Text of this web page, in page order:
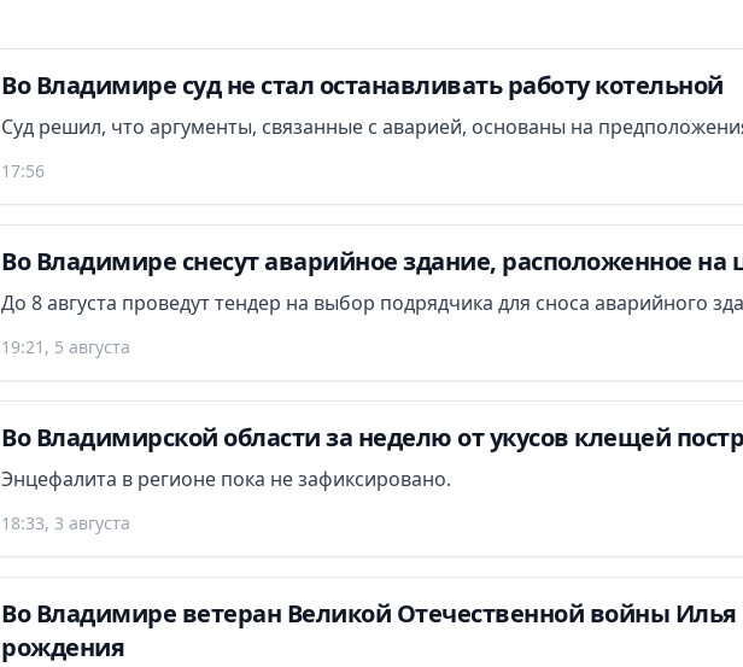
Во Владимире суд не стал останавливать работу котельной
Суд решил, что аргументы, связанные с аварией, основаны на
17:56
Во Владимире снесут аварийное здание, расположенное на
До 8 августа проведут тендер на выбор подрядчика для сноса аварийного
19:21, 5 августа
Во Владимирской области за неделю от укусов клещей
Энцефалита в регионе пока не зафиксировано.
18:33, 3 августа
Во Владимире ветеран Великой Отечественной войны
рождения